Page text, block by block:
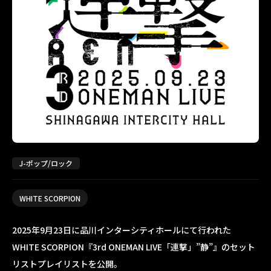
J-ポップ/ロック
WHITE SCORPION
2025年9月23日に品川インターシティホールにて行われた
WHITE SCORPION『3rd ONEMAN LIVE「連撃」”静”』のセット
リストプレイリストを公開。